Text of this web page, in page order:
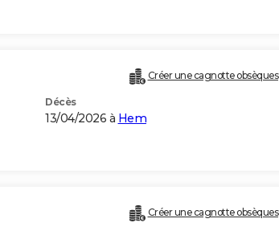
Créer une cagnotte obsèques
Décès
13/04/2026 à Hem
Créer une cagnotte obsèques